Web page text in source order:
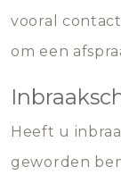
vooral
om een
Heeft u
geworden